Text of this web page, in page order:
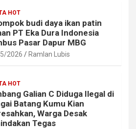
HOT
budi daya ikan patin
PT Eka Dura Indonesia
Pasar Dapur MBG
2026 Ramlan Lubis
HOT
Galian C Diduga Ilegal di
Batang Kumu Kian
Warga Desak
Tegas